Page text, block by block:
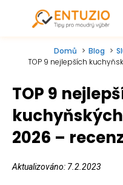
Domů Blog
TOP 9 nejlepších
TOP 9
2026 –
Aktualizováno: 7.2.2023